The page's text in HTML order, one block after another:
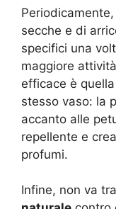
secche e di
specifici una
maggiore
efficace è
stesso vaso: la
accanto alle
repellente e
profumi.
Infine, non va